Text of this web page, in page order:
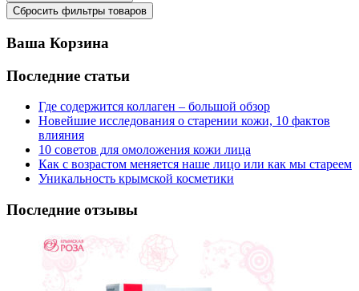
Ваша Корзина
Последние статьи
Где содержится коллаген – большой обзор
Новейшие исследования о старении кожи, 10 фактов
влияния
10 советов для омоложения кожи лица
Как с возрастом меняется наше лицо или как мы стареем
Уникальность крымской косметики
Последние отзывы